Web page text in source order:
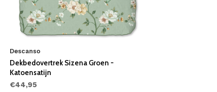
Descanso
Dekbedovertrek Sizena Groen -
Katoensatijn
€44,95